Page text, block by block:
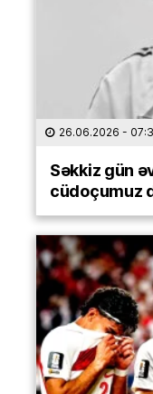
26.06.2026 -
Səkkiz gün
cüdoçumuz